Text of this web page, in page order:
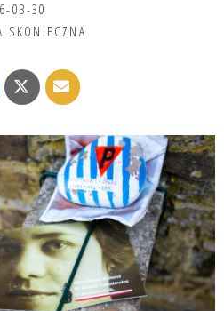
03-30
SKONIECZNA